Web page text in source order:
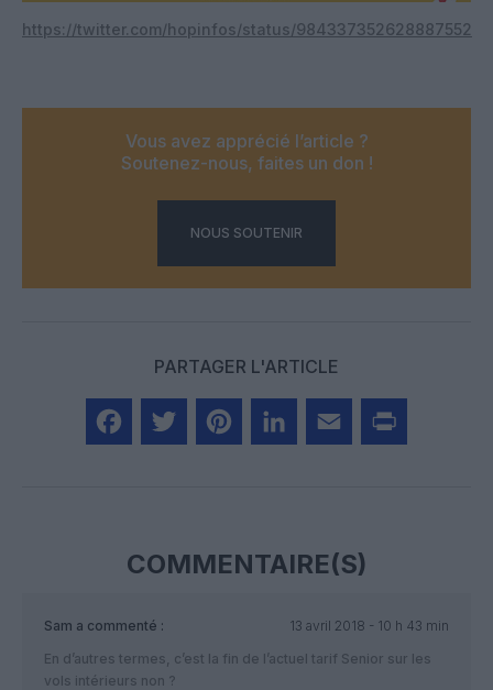
https://twitter.com/hopinfos/status/984337352628887552
Vous avez apprécié l’article ?
Soutenez-nous, faites un don !
NOUS SOUTENIR
PARTAGER L'ARTICLE
COMMENTAIRE(S)
Sam a commenté :
13 avril 2018 - 10 h 43 min
En d’autres termes, c’est la fin de l’actuel tarif Senior sur les
vols intérieurs non ?